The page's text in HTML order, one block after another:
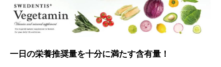
一日の栄養推奨量を十分に満たす含有量！